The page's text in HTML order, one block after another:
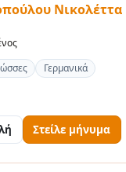
Νικολέττα
Γερμανικά
Στείλε μήνυμα